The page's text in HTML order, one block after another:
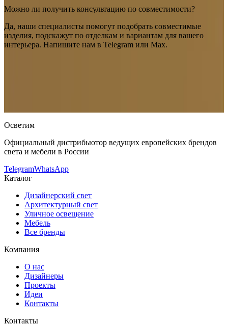
Можно ли получить консультацию по совместимости?
Да, наши специалисты помогут подобрать совместимые
изделия, подскажут по отделкам и вариантам для вашего
интерьера. Напишите нам в Telegram или Max.
Осветим
Официальный дистрибьютор ведущих европейских брендов
света и мебели в России
TelegramWhatsApp
Каталог
Дизайнерский свет
Архитектурный свет
Уличное освещение
Мебель
Все бренды
Компания
О нас
Дизайнеры
Проекты
Идеи
Контакты
Контакты